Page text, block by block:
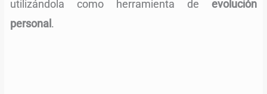
utilizándola como herramienta de evolución
personal .